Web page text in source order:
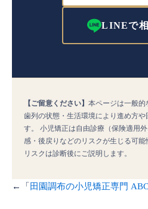
LINEで
【ご留意ください】 本ページは一般的
歯列の状態・生活環境により進め方や
す。 小児矯正は自由診療（保険適用
感・後戻りなどのリスクが生じる可能
リスクは診断後にご説明します。
←「 田園調布の小児矯正専門